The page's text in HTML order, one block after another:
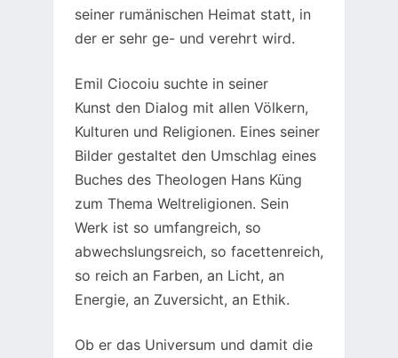
seiner rumänischen Heimat statt, in
der er sehr ge- und verehrt wird.
Emil Ciocoiu suchte in seiner
Kunst den Dialog mit allen Völkern,
Kulturen und Religionen. Eines seiner
Bilder gestaltet den Umschlag eines
Buches des Theologen Hans Küng
zum Thema Weltreligionen. Sein
Werk ist so umfangreich, so
abwechslungsreich, so facettenreich,
so reich an Farben, an Licht, an
Energie, an Zuversicht, an Ethik.
Ob er das Universum und damit die